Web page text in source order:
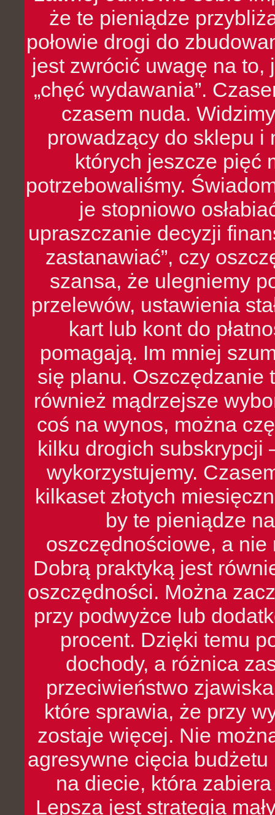
że te pieniądze
połowie drogi do
jest zwrócić uwagę na to,
„chęć wydawania”.
czasem nuda.
prowadzący do sklepu i
których jeszcze pięć
potrzebowaliśmy.
je stopniowo
upraszczanie decyzji
zastanawiać”, czy
szansa, że ulegniemy
przelewów, ustawienia
kart lub kont do
pomagają. Im mniej
się planu. Oszczędzanie
również mądrzejsze
coś na wynos, można
kilku drogich subskrypcji
wykorzystujemy.
kilkaset złotych
by te pieniądze
oszczędnościowe, a nie
Dobrą praktyką jest
oszczędności. Można
przy podwyżce lub
procent. Dzięki temu
dochody, a różnica
przeciwieństwo
które sprawia, że przy
zostaje więcej. Nie
agresywne cięcia
na diecie, która
Lepsza jest strategia